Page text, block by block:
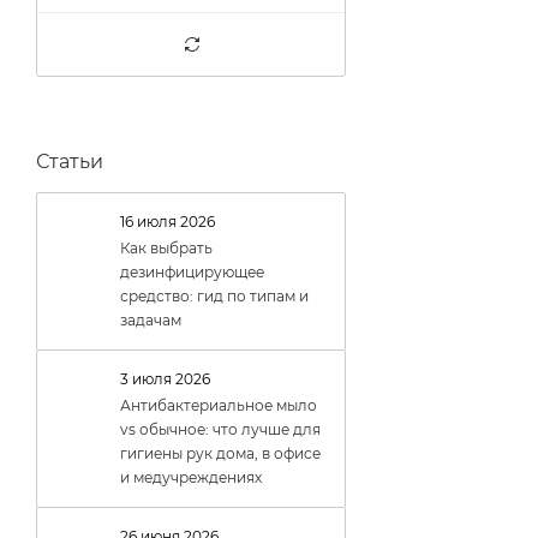
4 (2)
7 (2)
2)
Статьи
16 июля 2026
Как выбрать
дезинфицирующее
средство: гид по типам и
задачам
3 июля 2026
Антибактериальное мыло
vs обычное: что лучше для
гигиены рук дома, в офисе
и медучреждениях